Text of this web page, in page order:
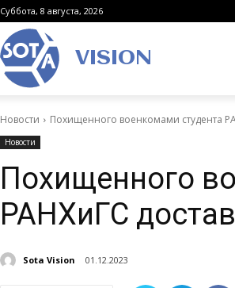
Суббота, 8 августа, 2026
VISION
Новости Похищенного военкомами студента
Новости
Похищенного
РАНХиГС
Sota Vision 01.12.2023